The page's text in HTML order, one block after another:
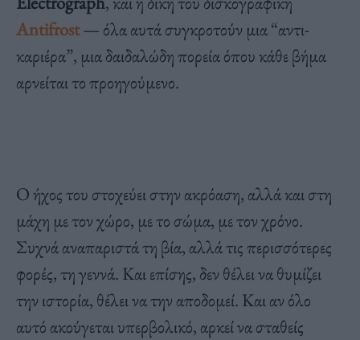
Antifrost— όλα αυτά συγκροτούν μια “αντι-
καριέρα”, μια δαιδαλώδη πορεία όπου κάθε βήμα
αρνείται το προηγούμενο.
Ο ήχος του στοχεύει στην ακρόαση, αλλά και στη
μάχη με τον χώρο, με το σώμα, με τον χρόνο.
Συχνά αναπαριστά τη βία, αλλά τις περισσότερες
φορές, τη γεννά. Και επίσης, δεν θέλει να θυμίζει
την ιστορία, θέλει να την αποδομεί. Και αν όλο
αυτό ακούγεται υπερβολικό, αρκεί να σταθείς